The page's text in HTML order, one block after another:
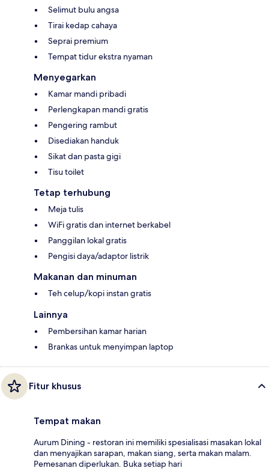
Selimut bulu angsa
Tirai kedap cahaya
Seprai premium
Tempat tidur ekstra nyaman
Menyegarkan
Kamar mandi pribadi
Perlengkapan mandi gratis
Pengering rambut
Disediakan handuk
Sikat dan pasta gigi
Tisu toilet
Tetap terhubung
Meja tulis
WiFi gratis dan internet berkabel
Panggilan lokal gratis
Pengisi daya/adaptor listrik
Makanan dan minuman
Teh celup/kopi instan gratis
Lainnya
Pembersihan kamar harian
Brankas untuk menyimpan laptop
Fitur khusus
Tempat makan
Aurum Dining - restoran ini memiliki spesialisasi masakan lokal
dan menyajikan sarapan, makan siang, serta makan malam.
Pemesanan diperlukan. Buka setiap hari